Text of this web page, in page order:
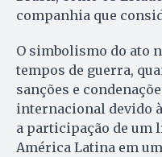
companhia que
O simbolismo do ato
tempos de guerra,
sanções e
internacional devido
a participação de um
América Latina em